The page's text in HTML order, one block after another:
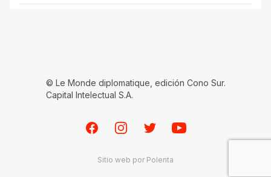
© Le Monde diplomatique, edición Cono Sur.
Capital Intelectual S.A.
FacebookInstagramTwitterYoutube
Sitio web por Polenta